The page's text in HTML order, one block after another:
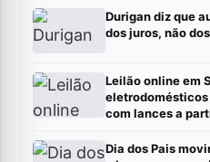
Durigan diz que
dos juros, não
Leilão online em
eletrodomésticos
com lances a
Dia dos Pais